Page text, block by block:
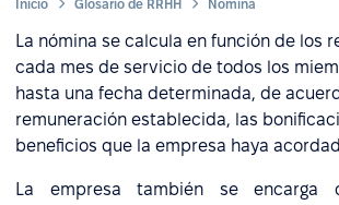
Inicio Glosario de RRHH Nómina
La nómina se calcula en función de los
cada mes de servicio de todos los
hasta una fecha determinada, de
remuneración establecida, las
beneficios que la empresa haya
La empresa también se encarga